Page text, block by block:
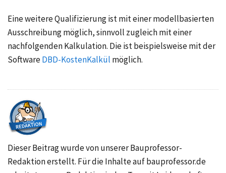
Eine weitere Qualifizierung ist mit einermodellbasierten
Ausschreibungmöglich, sinnvoll zugleich mit einer
nachfolgenden Kalkulation. Die ist beispielsweise mit der
SoftwareDBD-KostenKalkül möglich.
Dieser Beitrag wurde von unserer Bauprofessor-
Redaktion erstellt. Für die Inhalte auf bauprofessor.de